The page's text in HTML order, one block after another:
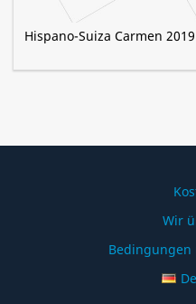
Hispano-Suiza Carmen 2019
Wir